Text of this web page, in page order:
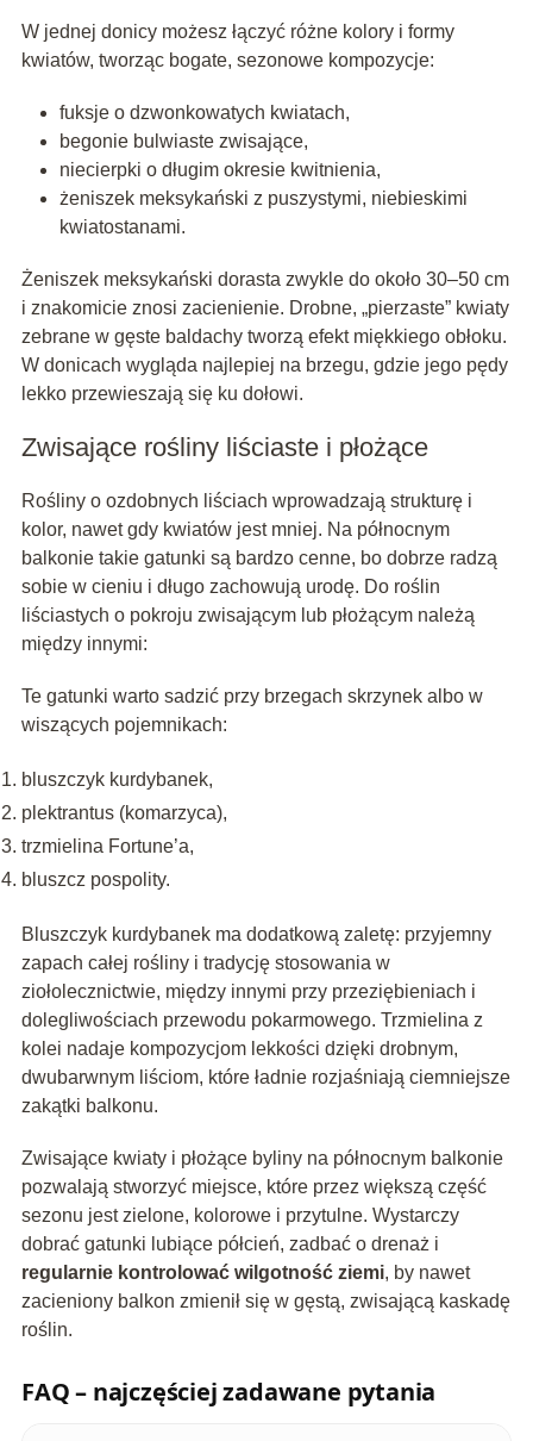
W jednej donicy możesz łączyć różne kolory i formy
kwiatów, tworząc bogate, sezonowe kompozycje:
fuksje o dzwonkowatych kwiatach,
begonie bulwiaste zwisające,
niecierpki o długim okresie kwitnienia,
żeniszek meksykański z puszystymi, niebieskimi
kwiatostanami.
Żeniszek meksykański dorasta zwykle do około 30–50 cm
i znakomicie znosi zacienienie. Drobne, „pierzaste” kwiaty
zebrane w gęste baldachy tworzą efekt miękkiego obłoku.
W donicach wygląda najlepiej na brzegu, gdzie jego pędy
lekko przewieszają się ku dołowi.
Zwisające rośliny liściaste i płożące
Rośliny o ozdobnych liściach wprowadzają strukturę i
kolor, nawet gdy kwiatów jest mniej. Na północnym
balkonie takie gatunki są bardzo cenne, bo dobrze radzą
sobie w cieniu i długo zachowują urodę. Do roślin
liściastych o pokroju zwisającym lub płożącym należą
między innymi:
Te gatunki warto sadzić przy brzegach skrzynek albo w
wiszących pojemnikach:
bluszczyk kurdybanek,
plektrantus (komarzyca),
trzmielina Fortune’a,
bluszcz pospolity.
Bluszczyk kurdybanek ma dodatkową zaletę: przyjemny
zapach całej rośliny i tradycję stosowania w
ziołolecznictwie, między innymi przy przeziębieniach i
dolegliwościach przewodu pokarmowego. Trzmielina z
kolei nadaje kompozycjom lekkości dzięki drobnym,
dwubarwnym liściom, które ładnie rozjaśniają ciemniejsze
zakątki balkonu.
Zwisające kwiaty i płożące byliny na północnym balkonie
pozwalają stworzyć miejsce, które przez większą część
sezonu jest zielone, kolorowe i przytulne. Wystarczy
dobrać gatunki lubiące półcień, zadbać o drenaż i
regularnie kontrolować wilgotność ziemi, by nawet
zacieniony balkon zmienił się w gęstą, zwisającą kaskadę
roślin.
FAQ – najczęściej zadawane pytania